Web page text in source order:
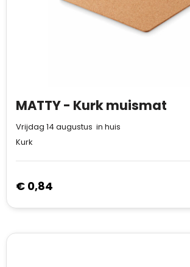
MATTY - Kurk muismat
Vrijdag 14 augustus in huis
Kurk
€ 0,84